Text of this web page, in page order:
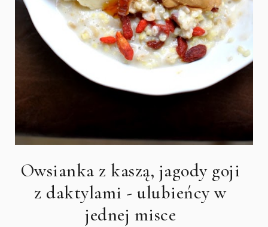
Owsianka z kaszą, jagody goji
z daktylami - ulubieńcy w
jednej misce